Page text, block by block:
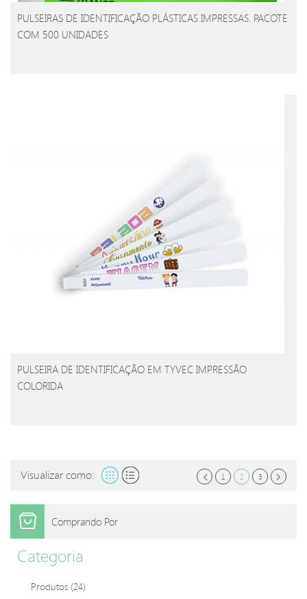
PULSEIRAS DE IDENTIFICAÇÃO PLÁSTICAS IMPRESSAS. PACOTE
COM 500 UNIDADES
PULSEIRA DE IDENTIFICAÇÃO EM TYVEC IMPRESSÃO
COLORIDA
Visualizar como: 1 2 3
Comprando Por
Categoria
Produtos (24)